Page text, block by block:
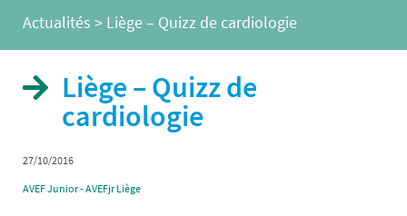
Actualités > Liège – Quizz de cardiologie
Liège – Quizz de
cardiologie
27/10/2016
AVEF Junior - AVEFjr Liège